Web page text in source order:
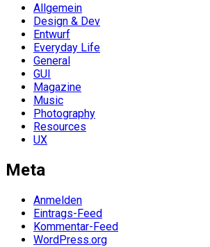
Allgemein
Design & Dev
Entwurf
Everyday Life
General
GUI
Magazine
Music
Photography
Resources
UX
Meta
Anmelden
Eintrags-Feed
Kommentar-Feed
WordPress.org